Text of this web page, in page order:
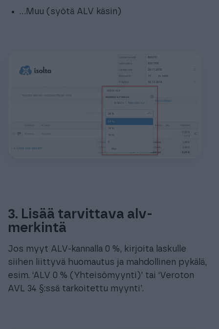
…Muu (syötä ALV käsin)
3. Lisää tarvittava alv-
merkintä
Jos myyt ALV-kannalla 0 %, kirjoita laskulle
siihen liittyvä huomautus ja mahdollinen pykälä,
esim. ‘ALV 0 % (Yhteisömyynti)’ tai ‘Veroton
AVL 34 §:ssä tarkoitettu myynti’.